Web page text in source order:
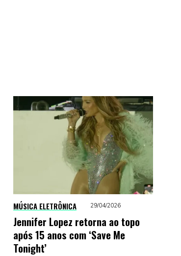
MÚSICA ELETRÔNICA 29/04/2026
Jennifer Lopez retorna ao topo
após 15 anos com ‘Save Me
Tonight’